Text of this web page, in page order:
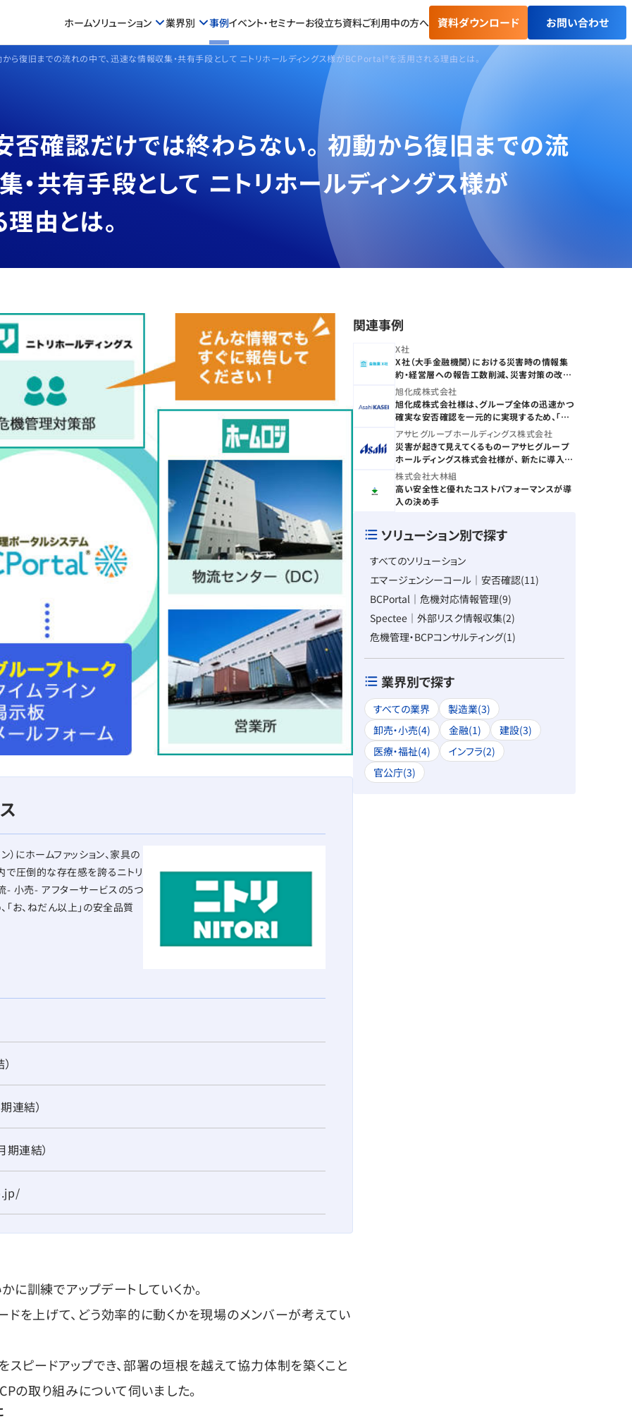
ホームソリューション 業界別 事例イベント・セミナーお役立ち資料ご利用中の方へ 資料ダウンロード お問い合わせ
復旧までの流れの中で、迅速な情報収集・共有手段として ニトリホールディングス様がBCPortal®を活用される理由とは。
確認だけでは終わらない。 初動から復旧までの流
・共有手段として ニトリホールディングス様が
由とは。
にホームファッション、家具の
圧倒的な存在感を誇るニトリ
- 小売- アフターサービスの5つ
お、ねだん以上」の安全品質
連結）
連結）
訓練でアップデートしていくか。
ドを上げて、どう効率的に動くかを現場のメンバーが考えてい
ピードアップでき、部署の垣根を越えて協力体制を築くこと
の取り組みについて伺いました。
関連事例
X社
X社（大手金融機関）における災害時の情報集
約・経営層への報告工数削減、災害対策の改善
サイクル構築
旭化成株式会社
旭化成株式会社様は、グループ全体の迅速かつ
確実な安否確認を一元的に実現するため、「エ
マージェンシーコール」で再構築
アサヒグループホールディングス株式会社
災害が起きて見えてくるものーアサヒグループ
ホールディングス株式会社様が、 新たに導入し
た仕組み
株式会社大林組
高い安全性と優れたコストパフォーマンスが導
入の決め手
ソリューション別で探す
すべてのソリューション
エマージェンシーコール｜安否確認(11)
BCPortal｜危機対応情報管理(9)
Spectee｜外部リスク情報収集(2)
危機管理・BCPコンサルティング(1)
業界別で探す
すべての業界
製造業(3)
卸売・小売(4)
金融(1)
建設(3)
医療・福祉(4)
インフラ(2)
官公庁(3)